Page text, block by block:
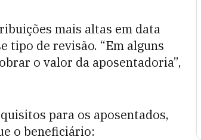
mais altas em data
tipo de revisão. “Em alguns
o valor da aposentadoria”,
para os aposentados,
o beneficiário: